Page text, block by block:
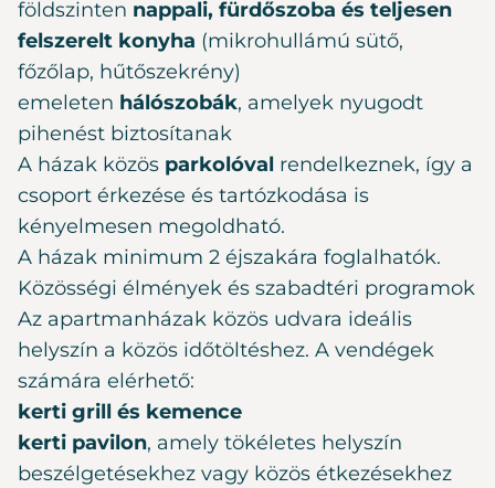
földszinten nappali, fürdőszoba és teljesen
felszerelt konyha (mikrohullámú sütő,
főzőlap, hűtőszekrény)
emeleten hálószobák, amelyek nyugodt
pihenést biztosítanak
A házak közös parkolóval rendelkeznek, így a
csoport érkezése és tartózkodása is
kényelmesen megoldható.
A házak minimum 2 éjszakára foglalhatók.
Közösségi élmények és szabadtéri programok
Az apartmanházak közös udvara ideális
helyszín a közös időtöltéshez. A vendégek
számára elérhető:
kerti grill és kemence
kerti pavilon, amely tökéletes helyszín
beszélgetésekhez vagy közös étkezésekhez